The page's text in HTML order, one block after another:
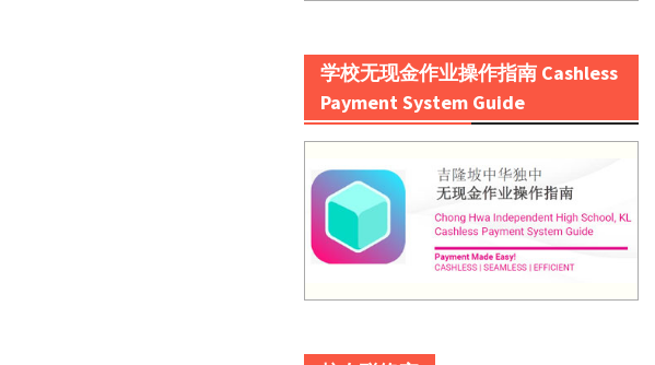
学校无现金作业操作指南 Cashless
Payment System Guide